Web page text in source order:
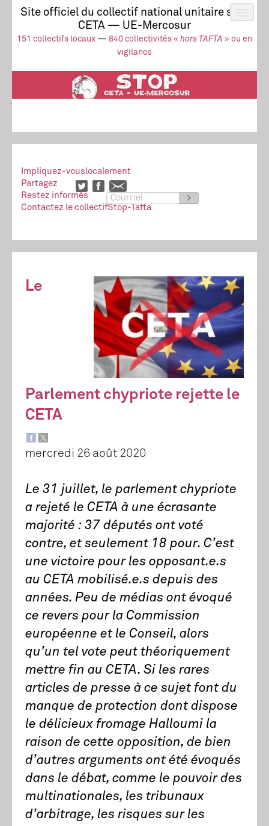
Site officiel du collectif national unitaire stop
CETA — UE-Mercosur
151 collectifs locaux — 840 collectivités « hors TAFTA » ou en
vigilance
Actus
UE-Mercosur
Stop à l’impunité !
TAFTA
CETA
Collectif
Impliquez-vouslocalement
Partagez
Restez informés
>
Contactez le collectifStop-Tafta
Le
Parlement chypriote rejette le
CETA
mercredi 26 août 2020
Le 31 juillet, le parlement chypriote
a rejeté le CETA à une écrasante
majorité : 37 députés ont voté
contre, et seulement 18 pour. C’est
une victoire pour les opposant.e.s
au CETA mobilisé.e.s depuis des
années. Peu de médias ont évoqué
ce revers pour la Commission
européenne et le Conseil, alors
qu’un tel vote peut théoriquement
mettre fin au CETA. Si les rares
articles de presse à ce sujet font du
manque de protection dont dispose
le délicieux fromage Halloumi la
raison de cette opposition, de bien
d’autres arguments ont été évoqués
dans le débat, comme le pouvoir des
multinationales, les tribunaux
d’arbitrage, les risques sur les